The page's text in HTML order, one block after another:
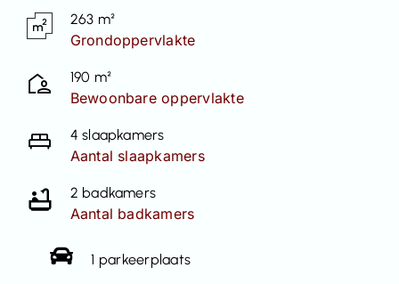
263 m²
Grondoppervlakte
190 m²
Bewoonbare oppervlakte
4 slaapkamers
Aantal slaapkamers
2 badkamers
Aantal badkamers
1 parkeerplaats